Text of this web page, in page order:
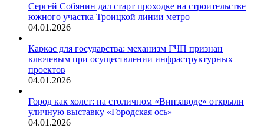
Сергей Собянин дал старт проходке на строительстве
южного участка Троицкой линии метро
04.01.2026
Каркас для государства: механизм ГЧП признан
ключевым при осуществлении инфраструктурных
проектов
04.01.2026
Город как холст: на столичном «Винзаводе» открыли
уличную выставку «Городская ось»
04.01.2026